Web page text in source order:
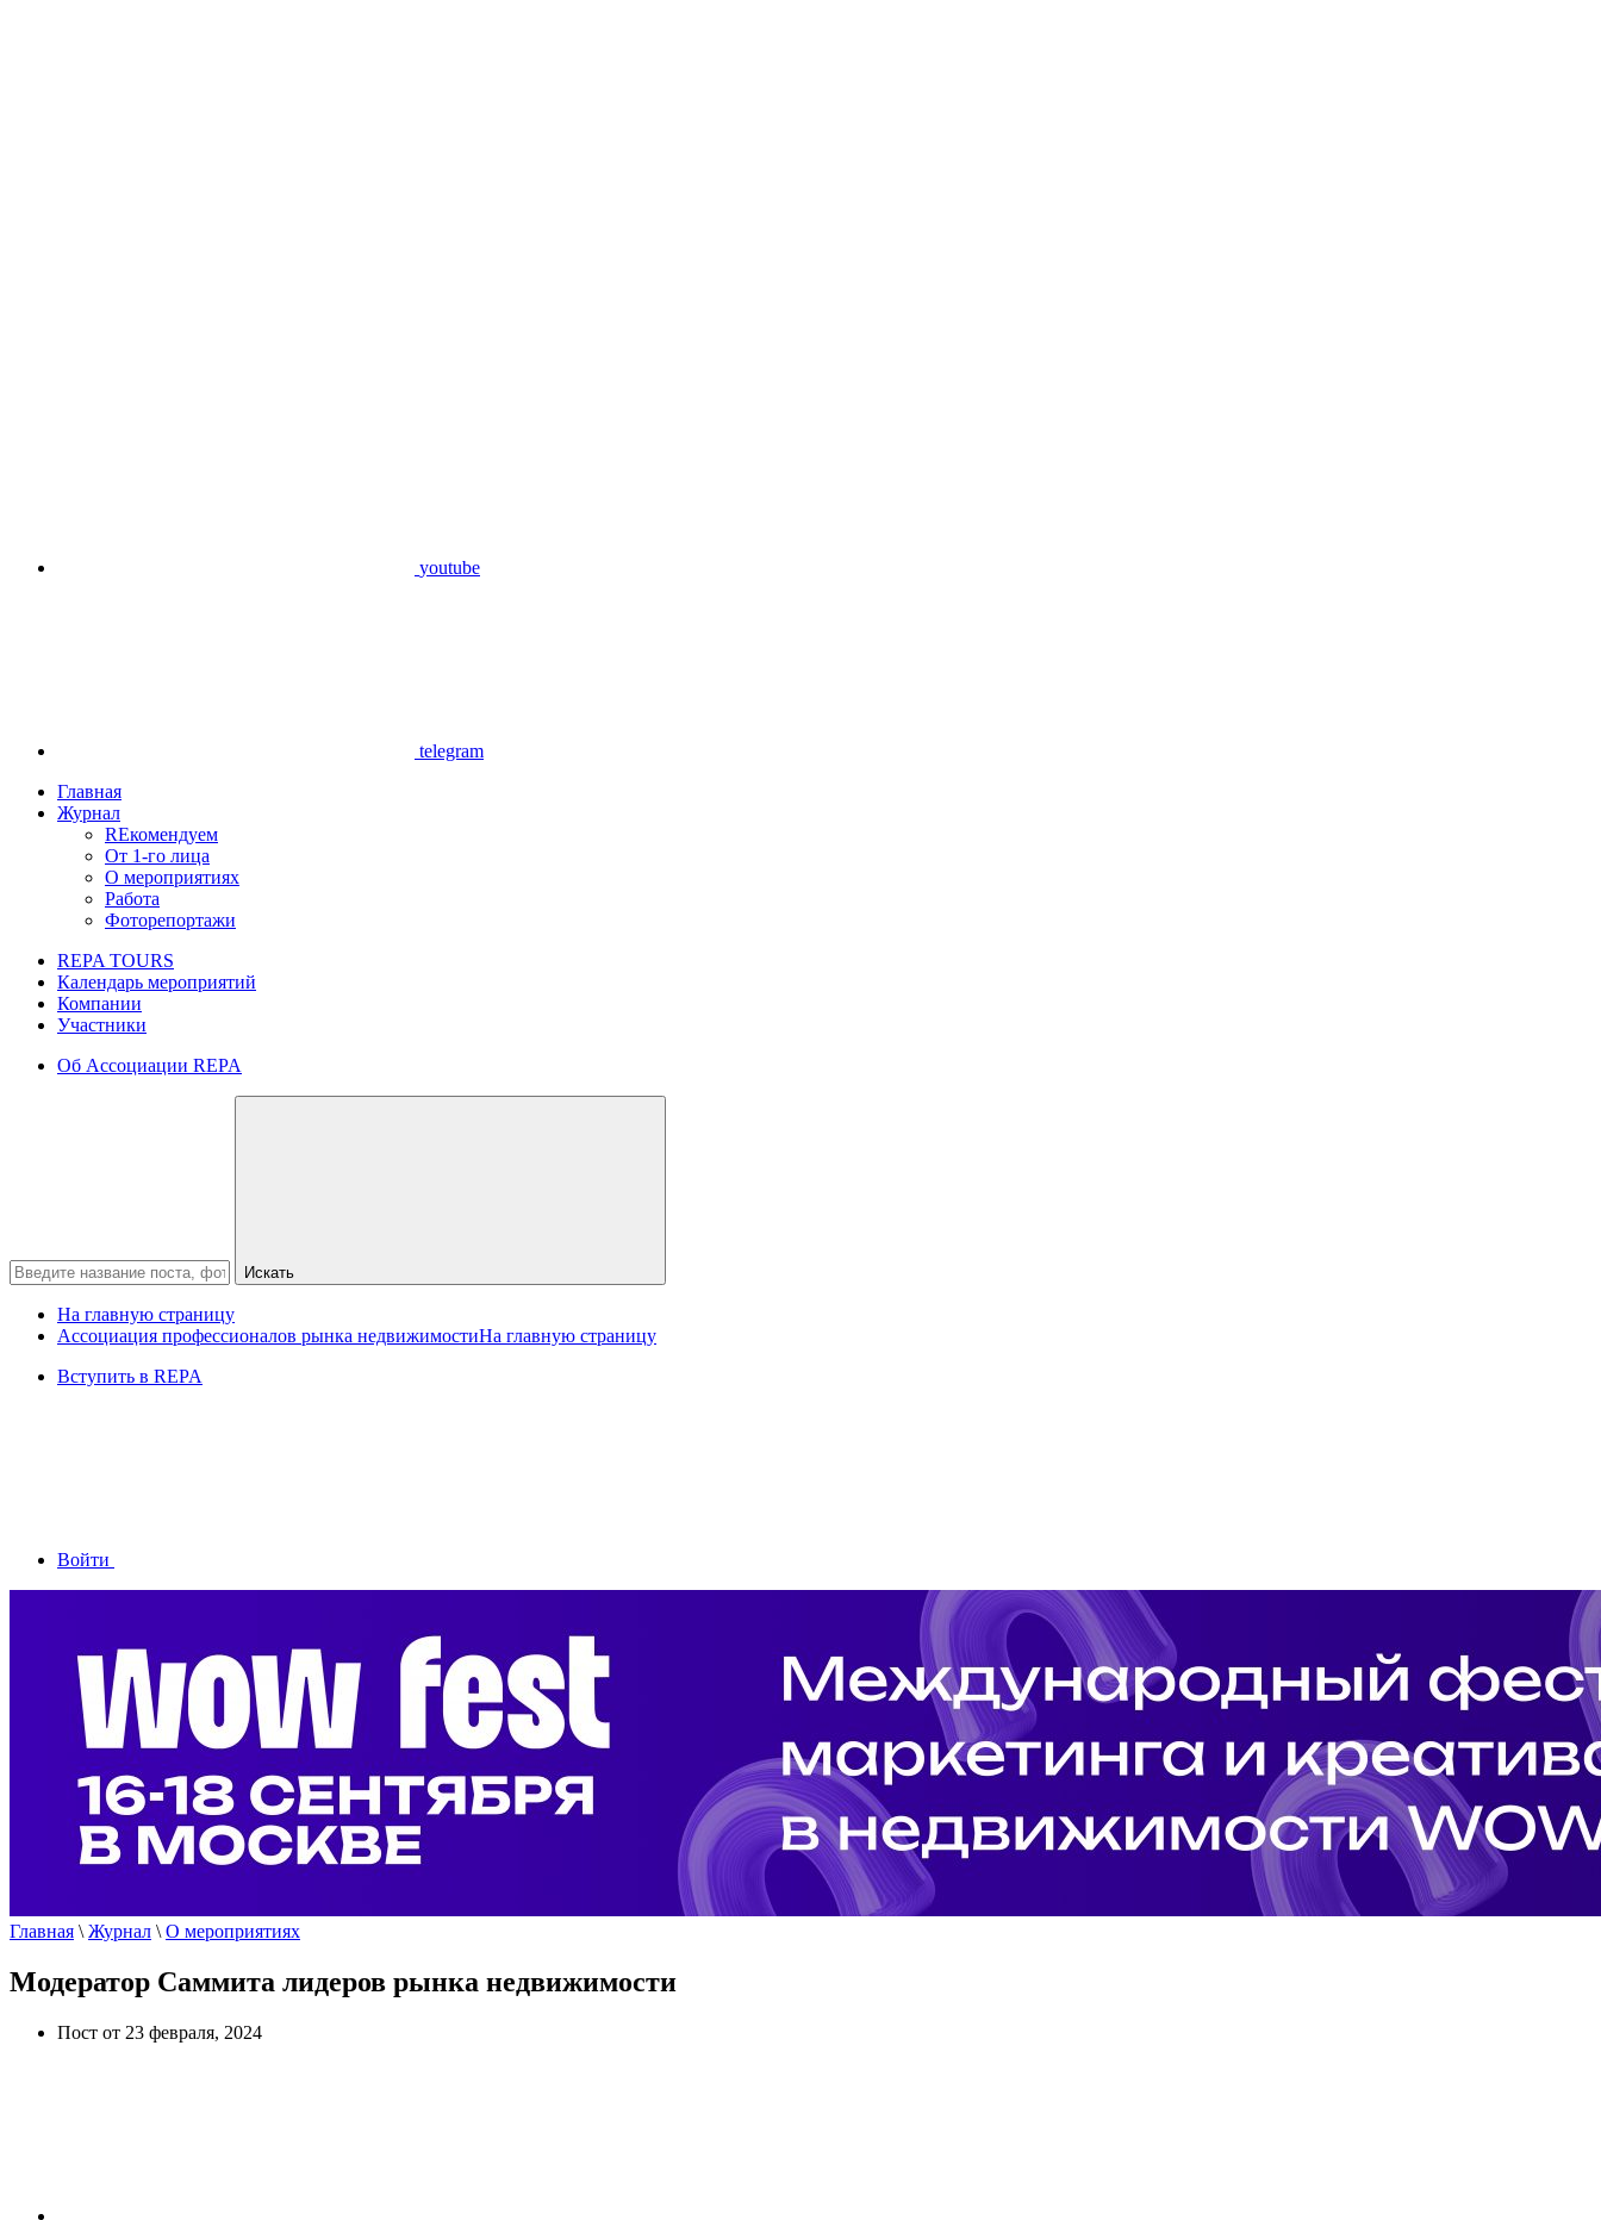
youtube
telegram
Главная
Журнал
REкомендуем
От 1-го лица
О мероприятиях
Работа
Фоторепортажи
REPA TOURS
Календарь мероприятий
Компании
Участники
Об Ассоциации REPA
Искать
На главную страницу
Ассоциация профессионалов рынка недвижимостиНа главную страницу
Вступить в REPA
Войти
Главная \ Журнал \ О мероприятиях
Модератор Саммита лидеров рынка недвижимости
Пост от 23 февраля, 2024